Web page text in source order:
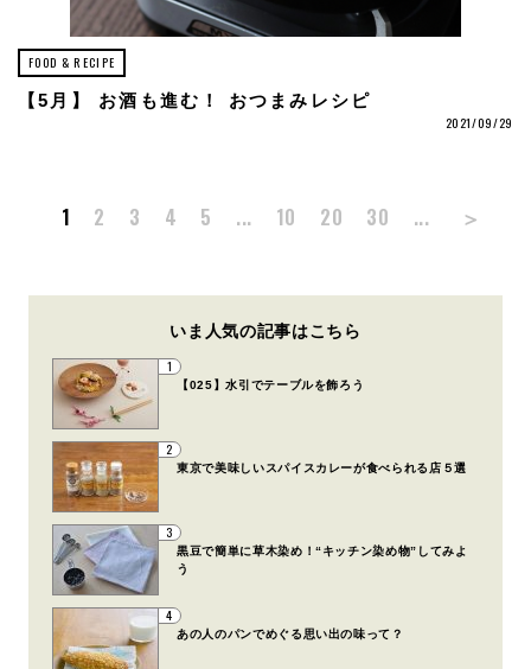
FOOD & RECIPE
【5月】 お酒も進む！ おつまみレシピ
2021/09/29
1 2 3 4 5 ... 10 20 30 ... ＞
いま人気の記事はこちら
1
【025】水引でテーブルを飾ろう
2
東京で美味しいスパイスカレーが食べられる店５選
3
黒豆で簡単に草木染め！“キッチン染め物”してみよ
う
4
あの人のパンでめぐる思い出の味って？